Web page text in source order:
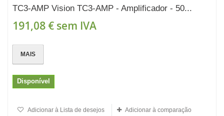
TC3-AMP Vision TC3-AMP - Amplificador - 50...
191,08 € sem IVA
MAIS
Disponível
Adicionar à Lista de desejos Adicionar à comparação